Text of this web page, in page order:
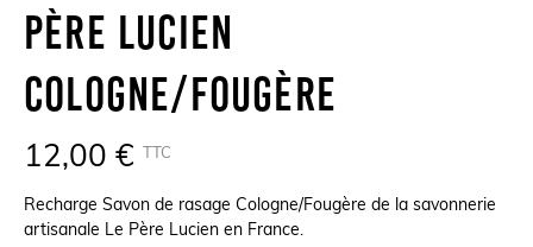
Père Lucien
Cologne/Fougère
12,00 € TTC
Recharge Savon de rasage Cologne/Fougère de la savonnerie
artisanale Le Père Lucien en France.